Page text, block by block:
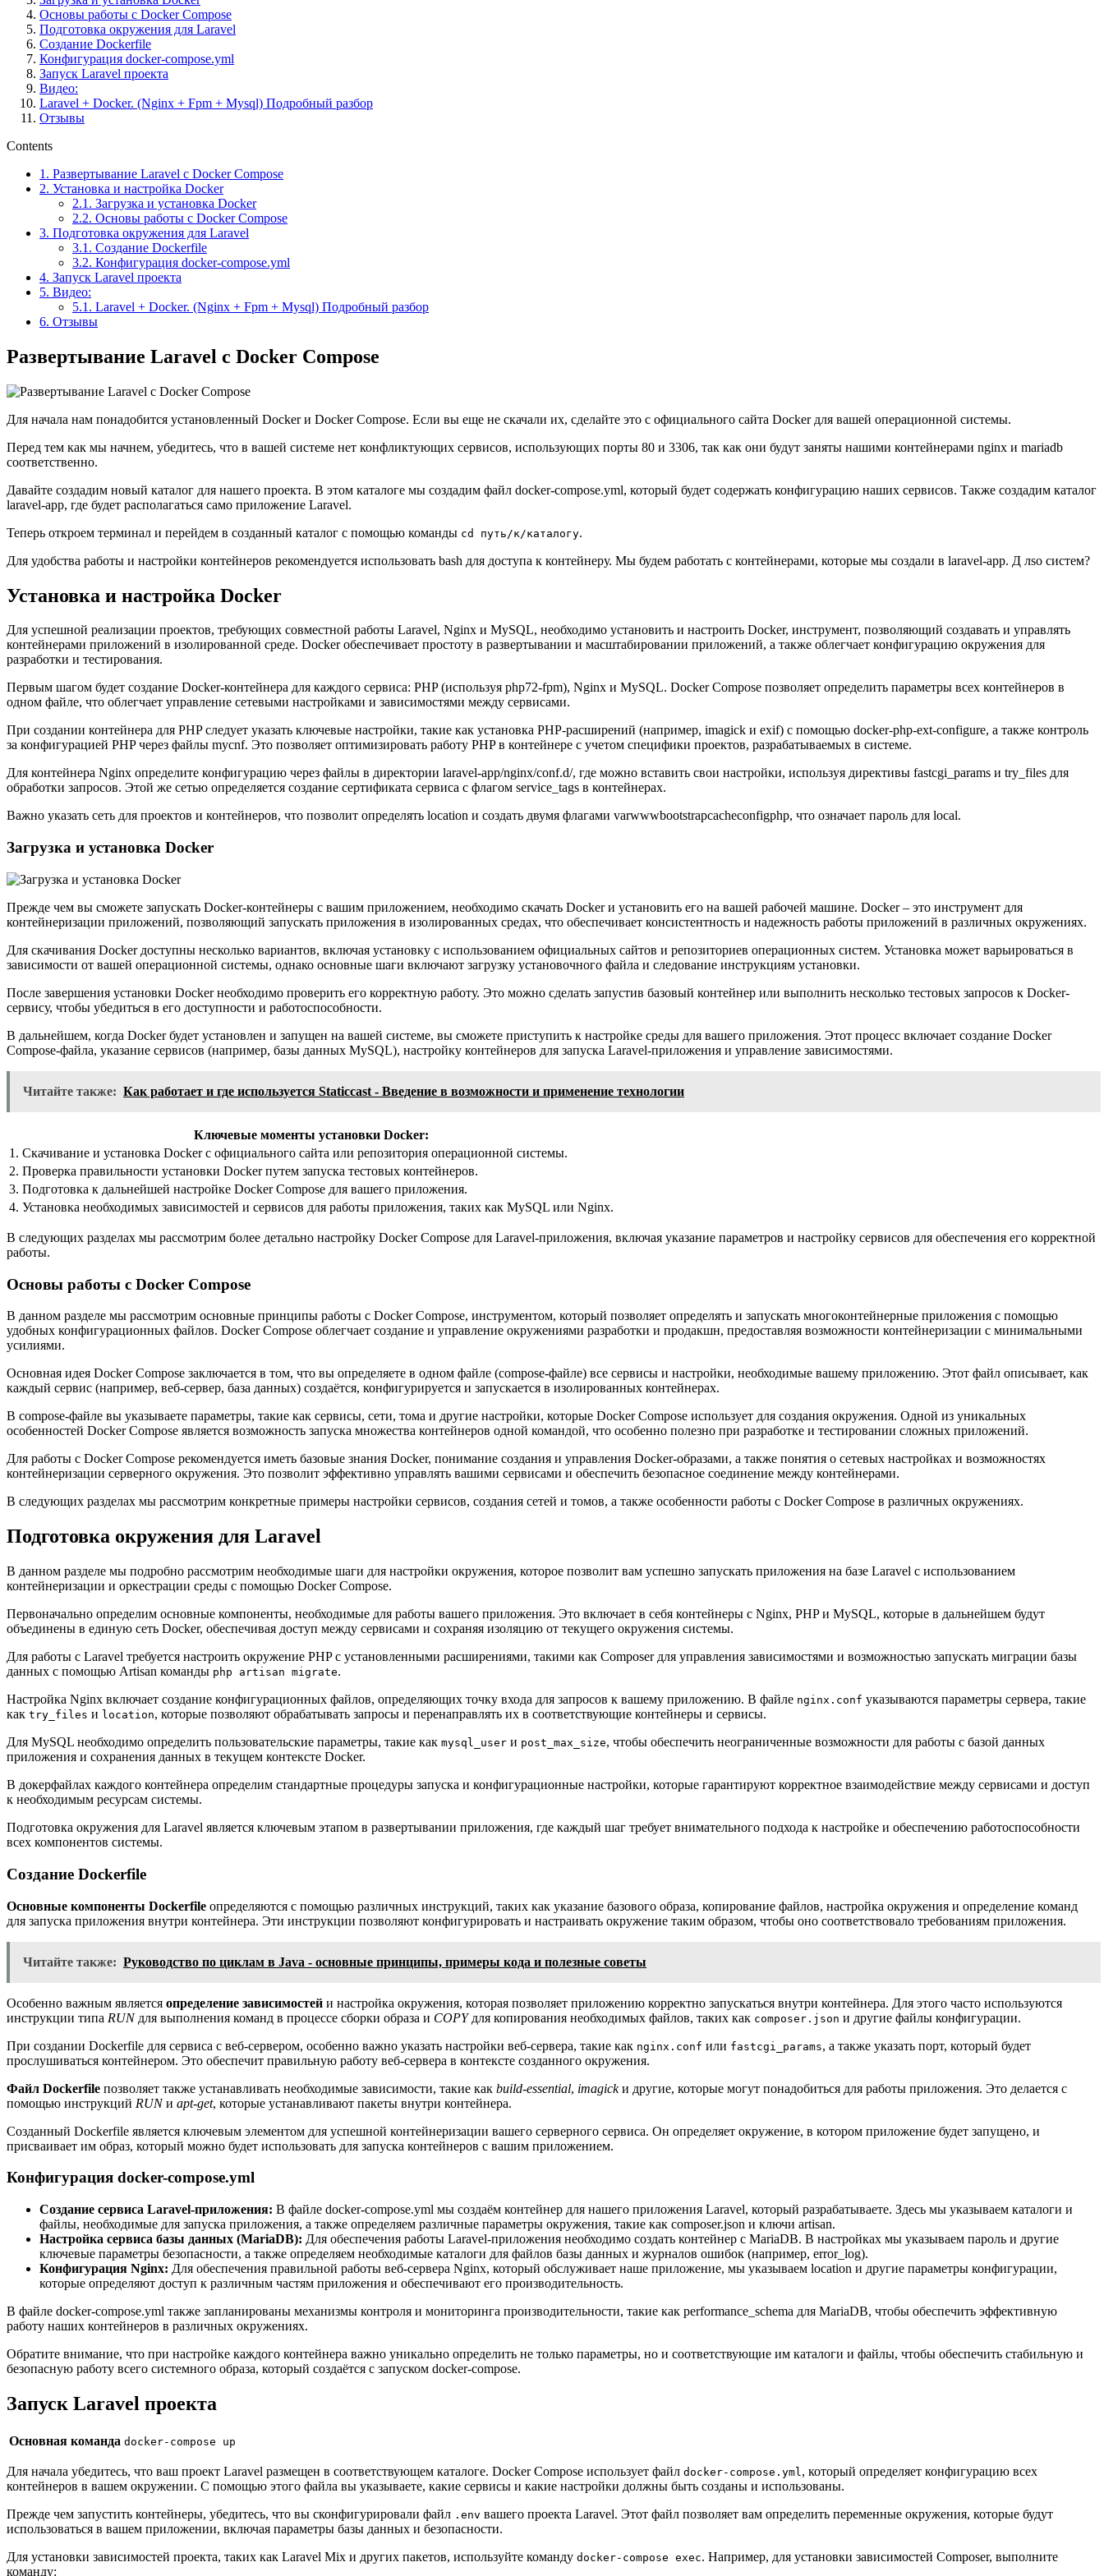
Основы работы с Docker Compose
Подготовка окружения для Laravel
Создание Dockerfile
Конфигурация docker-compose.yml
Запуск Laravel проекта
Видео:
Laravel + Docker. (Nginx + Fpm + Mysql) Подробный разбор
Отзывы
Contents
1. Развертывание Laravel с Docker Compose
2. Установка и настройка Docker
2.1. Загрузка и установка Docker
2.2. Основы работы с Docker Compose
3. Подготовка окружения для Laravel
3.1. Создание Dockerfile
3.2. Конфигурация docker-compose.yml
4. Запуск Laravel проекта
5. Видео:
5.1. Laravel + Docker. (Nginx + Fpm + Mysql) Подробный разбор
6. Отзывы
Развертывание Laravel с Docker Compose
Для начала нам понадобится установленный Docker и Docker Compose. Если вы еще не скачали их, сделайте это с официального сайта Docker для вашей операционной системы.
Перед тем как мы начнем, убедитесь, что в вашей системе нет конфликтующих сервисов, использующих порты 80 и 3306, так как они будут заняты нашими контейнерами nginx и mariadb
соответственно.
Давайте создадим новый каталог для нашего проекта. В этом каталоге мы создадим файл docker-compose.yml, который будет содержать конфигурацию наших сервисов. Также создадим каталог
laravel-app, где будет располагаться само приложение Laravel.
Теперь откроем терминал и перейдем в созданный каталог с помощью команды cd путь/к/каталогу.
Для удобства работы и настройки контейнеров рекомендуется использовать bash для доступа к контейнеру. Мы будем работать с контейнерами, которые мы создали в laravel-app. Д лso систем?
Установка и настройка Docker
Для успешной реализации проектов, требующих совместной работы Laravel, Nginx и MySQL, необходимо установить и настроить Docker, инструмент, позволяющий создавать и управлять
контейнерами приложений в изолированной среде. Docker обеспечивает простоту в развертывании и масштабировании приложений, а также облегчает конфигурацию окружения для
разработки и тестирования.
Первым шагом будет создание Docker-контейнера для каждого сервиса: PHP (используя php72-fpm), Nginx и MySQL. Docker Compose позволяет определить параметры всех контейнеров в
одном файле, что облегчает управление сетевыми настройками и зависимостями между сервисами.
При создании контейнера для PHP следует указать ключевые настройки, такие как установка PHP-расширений (например, imagick и exif) с помощью docker-php-ext-configure, а также контроль
за конфигурацией PHP через файлы mycnf. Это позволяет оптимизировать работу PHP в контейнере с учетом специфики проектов, разрабатываемых в системе.
Для контейнера Nginx определите конфигурацию через файлы в директории laravel-app/nginx/conf.d/, где можно вставить свои настройки, используя директивы fastcgi_params и try_files для
обработки запросов. Этой же сетью определяется создание сертификата сервиса с флагом service_tags в контейнерах.
Важно указать сеть для проектов и контейнеров, что позволит определять location и создать двумя флагами varwwwbootstrapcacheconfigphp, что означает пароль для local.
Загрузка и установка Docker
Прежде чем вы сможете запускать Docker-контейнеры с вашим приложением, необходимо скачать Docker и установить его на вашей рабочей машине. Docker – это инструмент для
контейнеризации приложений, позволяющий запускать приложения в изолированных средах, что обеспечивает консистентность и надежность работы приложений в различных окружениях.
Для скачивания Docker доступны несколько вариантов, включая установку с использованием официальных сайтов и репозиториев операционных систем. Установка может варьироваться в
зависимости от вашей операционной системы, однако основные шаги включают загрузку установочного файла и следование инструкциям установки.
После завершения установки Docker необходимо проверить его корректную работу. Это можно сделать запустив базовый контейнер или выполнить несколько тестовых запросов к Docker-
сервису, чтобы убедиться в его доступности и работоспособности.
В дальнейшем, когда Docker будет установлен и запущен на вашей системе, вы сможете приступить к настройке среды для вашего приложения. Этот процесс включает создание Docker
Compose-файла, указание сервисов (например, базы данных MySQL), настройку контейнеров для запуска Laravel-приложения и управление зависимостями.
Читайте также: Как работает и где используется Staticcast - Введение в возможности и применение технологии
Ключевые моменты установки Docker:
1. Скачивание и установка Docker с официального сайта или репозитория операционной системы.
2. Проверка правильности установки Docker путем запуска тестовых контейнеров.
3. Подготовка к дальнейшей настройке Docker Compose для вашего приложения.
4. Установка необходимых зависимостей и сервисов для работы приложения, таких как MySQL или Nginx.
В следующих разделах мы рассмотрим более детально настройку Docker Compose для Laravel-приложения, включая указание параметров и настройку сервисов для обеспечения его корректной
работы.
Основы работы с Docker Compose
В данном разделе мы рассмотрим основные принципы работы с Docker Compose, инструментом, который позволяет определять и запускать многоконтейнерные приложения с помощью
удобных конфигурационных файлов. Docker Compose облегчает создание и управление окружениями разработки и продакшн, предоставляя возможности контейнеризации с минимальными
усилиями.
Основная идея Docker Compose заключается в том, что вы определяете в одном файле (compose-файле) все сервисы и настройки, необходимые вашему приложению. Этот файл описывает, как
каждый сервис (например, веб-сервер, база данных) создаётся, конфигурируется и запускается в изолированных контейнерах.
В compose-файле вы указываете параметры, такие как сервисы, сети, тома и другие настройки, которые Docker Compose использует для создания окружения. Одной из уникальных
особенностей Docker Compose является возможность запуска множества контейнеров одной командой, что особенно полезно при разработке и тестировании сложных приложений.
Для работы с Docker Compose рекомендуется иметь базовые знания Docker, понимание создания и управления Docker-образами, а также понятия о сетевых настройках и возможностях
контейнеризации серверного окружения. Это позволит эффективно управлять вашими сервисами и обеспечить безопасное соединение между контейнерами.
В следующих разделах мы рассмотрим конкретные примеры настройки сервисов, создания сетей и томов, а также особенности работы с Docker Compose в различных окружениях.
Подготовка окружения для Laravel
В данном разделе мы подробно рассмотрим необходимые шаги для настройки окружения, которое позволит вам успешно запускать приложения на базе Laravel с использованием
контейнеризации и оркестрации среды с помощью Docker Compose.
Первоначально определим основные компоненты, необходимые для работы вашего приложения. Это включает в себя контейнеры с Nginx, PHP и MySQL, которые в дальнейшем будут
объединены в единую сеть Docker, обеспечивая доступ между сервисами и сохраняя изоляцию от текущего окружения системы.
Для работы с Laravel требуется настроить окружение PHP с установленными расширениями, такими как Composer для управления зависимостями и возможностью запускать миграции базы
данных с помощью Artisan команды php artisan migrate.
Настройка Nginx включает создание конфигурационных файлов, определяющих точку входа для запросов к вашему приложению. В файле nginx.conf указываются параметры сервера, такие
как try_files и location, которые позволяют обрабатывать запросы и перенаправлять их в соответствующие контейнеры и сервисы.
Для MySQL необходимо определить пользовательские параметры, такие как mysql_user и post_max_size, чтобы обеспечить неограниченные возможности для работы с базой данных
приложения и сохранения данных в текущем контексте Docker.
В докерфайлах каждого контейнера определим стандартные процедуры запуска и конфигурационные настройки, которые гарантируют корректное взаимодействие между сервисами и доступ
к необходимым ресурсам системы.
Подготовка окружения для Laravel является ключевым этапом в развертывании приложения, где каждый шаг требует внимательного подхода к настройке и обеспечению работоспособности
всех компонентов системы.
Создание Dockerfile
Основные компоненты Dockerfile определяются с помощью различных инструкций, таких как указание базового образа, копирование файлов, настройка окружения и определение команд
для запуска приложения внутри контейнера. Эти инструкции позволяют конфигурировать и настраивать окружение таким образом, чтобы оно соответствовало требованиям приложения.
Читайте также: Руководство по циклам в Java - основные принципы, примеры кода и полезные советы
Особенно важным является определение зависимостей и настройка окружения, которая позволяет приложению корректно запускаться внутри контейнера. Для этого часто используются
инструкции типа RUNдля выполнения команд в процессе сборки образа и COPYдля копирования необходимых файлов, таких как composer.json и другие файлы конфигурации.
При создании Dockerfile для сервиса с веб-сервером, особенно важно указать настройки веб-сервера, такие как nginx.conf или fastcgi_params, а также указать порт, который будет
прослушиваться контейнером. Это обеспечит правильную работу веб-сервера в контексте созданного окружения.
Файл Dockerfile позволяет также устанавливать необходимые зависимости, такие как build-essential, imagickи другие, которые могут понадобиться для работы приложения. Это делается с
помощью инструкций RUNи apt-get, которые устанавливают пакеты внутри контейнера.
Созданный Dockerfile является ключевым элементом для успешной контейнеризации вашего серверного сервиса. Он определяет окружение, в котором приложение будет запущено, и
присваивает им образ, который можно будет использовать для запуска контейнеров с вашим приложением.
Конфигурация docker-compose.yml
Создание сервиса Laravel-приложения: В файле docker-compose.yml мы создаём контейнер для нашего приложения Laravel, который разрабатываете. Здесь мы указываем каталоги и
файлы, необходимые для запуска приложения, а также определяем различные параметры окружения, такие как composer.json и ключи artisan.
Настройка сервиса базы данных (MariaDB): Для обеспечения работы Laravel-приложения необходимо создать контейнер с MariaDB. В настройках мы указываем пароль и другие
ключевые параметры безопасности, а также определяем необходимые каталоги для файлов базы данных и журналов ошибок (например, error_log).
Конфигурация Nginx: Для обеспечения правильной работы веб-сервера Nginx, который обслуживает наше приложение, мы указываем location и другие параметры конфигурации,
которые определяют доступ к различным частям приложения и обеспечивают его производительность.
В файле docker-compose.yml также запланированы механизмы контроля и мониторинга производительности, такие как performance_schema для MariaDB, чтобы обеспечить эффективную
работу наших контейнеров в различных окружениях.
Обратите внимание, что при настройке каждого контейнера важно уникально определить не только параметры, но и соответствующие им каталоги и файлы, чтобы обеспечить стабильную и
безопасную работу всего системного образа, который создаётся с запуском docker-compose.
Запуск Laravel проекта
Основная команда docker-compose up
Для начала убедитесь, что ваш проект Laravel размещен в соответствующем каталоге. Docker Compose использует файл docker-compose.yml , который определяет конфигурацию всех
контейнеров в вашем окружении. С помощью этого файла вы указываете, какие сервисы и какие настройки должны быть созданы и использованы.
Прежде чем запустить контейнеры, убедитесь, что вы сконфигурировали файл .env вашего проекта Laravel. Этот файл позволяет вам определить переменные окружения, которые будут
использоваться в вашем приложении, включая параметры базы данных и безопасности.
Для установки зависимостей проекта, таких как Laravel Mix и других пакетов, используйте команду docker-compose exec. Например, для установки зависимостей Composer, выполните
команду: